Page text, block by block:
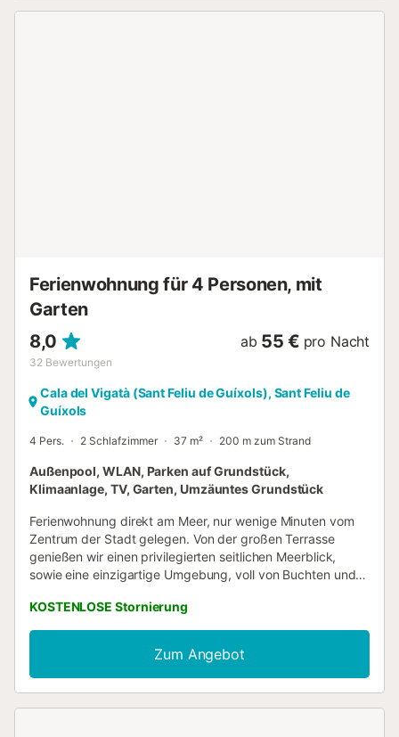
Ferienwohnung für 4 Personen, mit
Garten
8,0
32 Bewertungen
ab 55 € pro Nacht
Cala del Vigatà (Sant Feliu de Guíxols), Sant Feliu de
Guíxols
4 Pers. 2 Schlafzimmer 37 m² 200 m zum Strand
Außenpool, WLAN, Parken auf Grundstück,
Klimaanlage, TV, Garten, Umzäuntes Grundstück
Ferienwohnung direkt am Meer, nur wenige Minuten vom
Zentrum der Stadt gelegen. Von der großen Terrasse
genießen wir einen privilegierten seitlichen Meerblick,
sowie eine einzigartige Umgebung, voll von Buchten und
gemeinschaftliche Gegend mit Terrassen mit
Sonnenschirmen, die bis zum Wasser reichen, einen
großen Garten, Pool und Kinderbereich. Außerdem gibt es
einen privaten Zugang zur Bucht, die Teil eines
Naturschutzgebietes ist (einzigartige Flora und Fauna in
KOSTENLOSE Stornierung
Zum Angebot